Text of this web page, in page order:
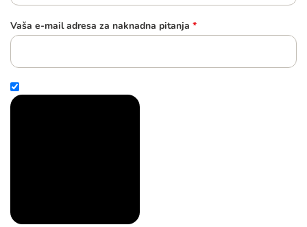
Vaša e-mail adresa za naknadna pitanja *